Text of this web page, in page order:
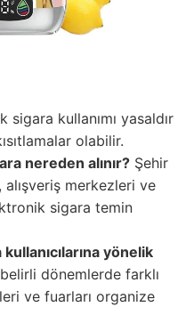
sigara kullanımı yasaldır
olabilir.
nereden alınır? Şehir
merkezleri ve
sigara temin
yönelik
dönemlerde farklı
ve fuarları organize